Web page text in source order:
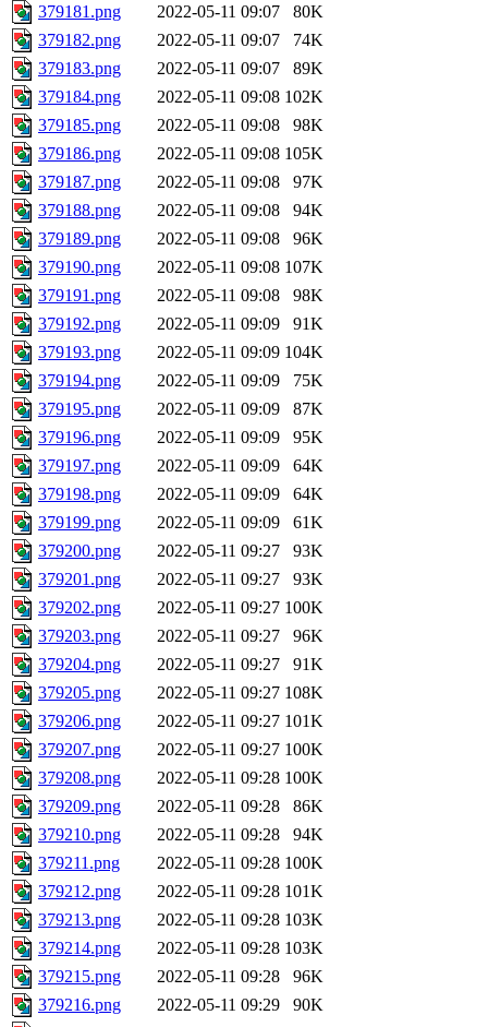
379181.png
2022-05-11 09:07
80K
379182.png
2022-05-11 09:07
74K
379183.png
2022-05-11 09:07
89K
379184.png
2022-05-11 09:08 102K
379185.png
2022-05-11 09:08
98K
379186.png
2022-05-11 09:08 105K
379187.png
2022-05-11 09:08
97K
379188.png
2022-05-11 09:08
94K
379189.png
2022-05-11 09:08
96K
379190.png
2022-05-11 09:08 107K
379191.png
2022-05-11 09:08
98K
379192.png
2022-05-11 09:09
91K
379193.png
2022-05-11 09:09 104K
379194.png
2022-05-11 09:09
75K
379195.png
2022-05-11 09:09
87K
379196.png
2022-05-11 09:09
95K
379197.png
2022-05-11 09:09
64K
379198.png
2022-05-11 09:09
64K
379199.png
2022-05-11 09:09
61K
379200.png
2022-05-11 09:27
93K
379201.png
2022-05-11 09:27
93K
379202.png
2022-05-11 09:27 100K
379203.png
2022-05-11 09:27
96K
379204.png
2022-05-11 09:27
91K
379205.png
2022-05-11 09:27 108K
379206.png
2022-05-11 09:27 101K
379207.png
2022-05-11 09:27 100K
379208.png
2022-05-11 09:28 100K
379209.png
2022-05-11 09:28
86K
379210.png
2022-05-11 09:28
94K
379211.png
2022-05-11 09:28 100K
379212.png
2022-05-11 09:28 101K
379213.png
2022-05-11 09:28 103K
379214.png
2022-05-11 09:28 103K
379215.png
2022-05-11 09:28
96K
379216.png
2022-05-11 09:29
90K